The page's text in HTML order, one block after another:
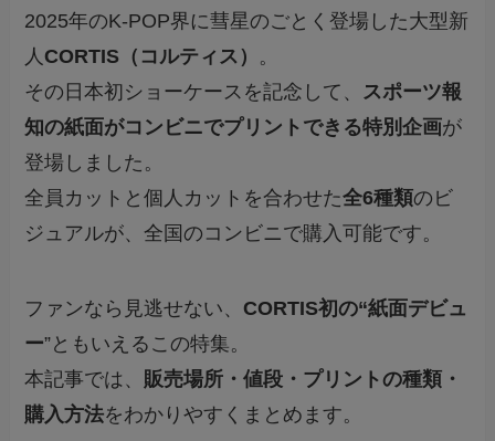
2025年のK-POP界に彗星のごとく登場した大型新
人CORTIS（コルティス） 。
その日本初ショーケースを記念して、 スポーツ報
知の紙面がコンビニでプリントできる特別企画が
登場しました。
全員カットと個人カットを合わせた全6種類のビ
ジュアルが、全国のコンビニで購入可能です。
ファンなら見逃せない、CORTIS初の“紙面デビュ
ー”ともいえるこの特集。
本記事では、 販売場所・値段・プリントの種類・
購入方法をわかりやすくまとめます。